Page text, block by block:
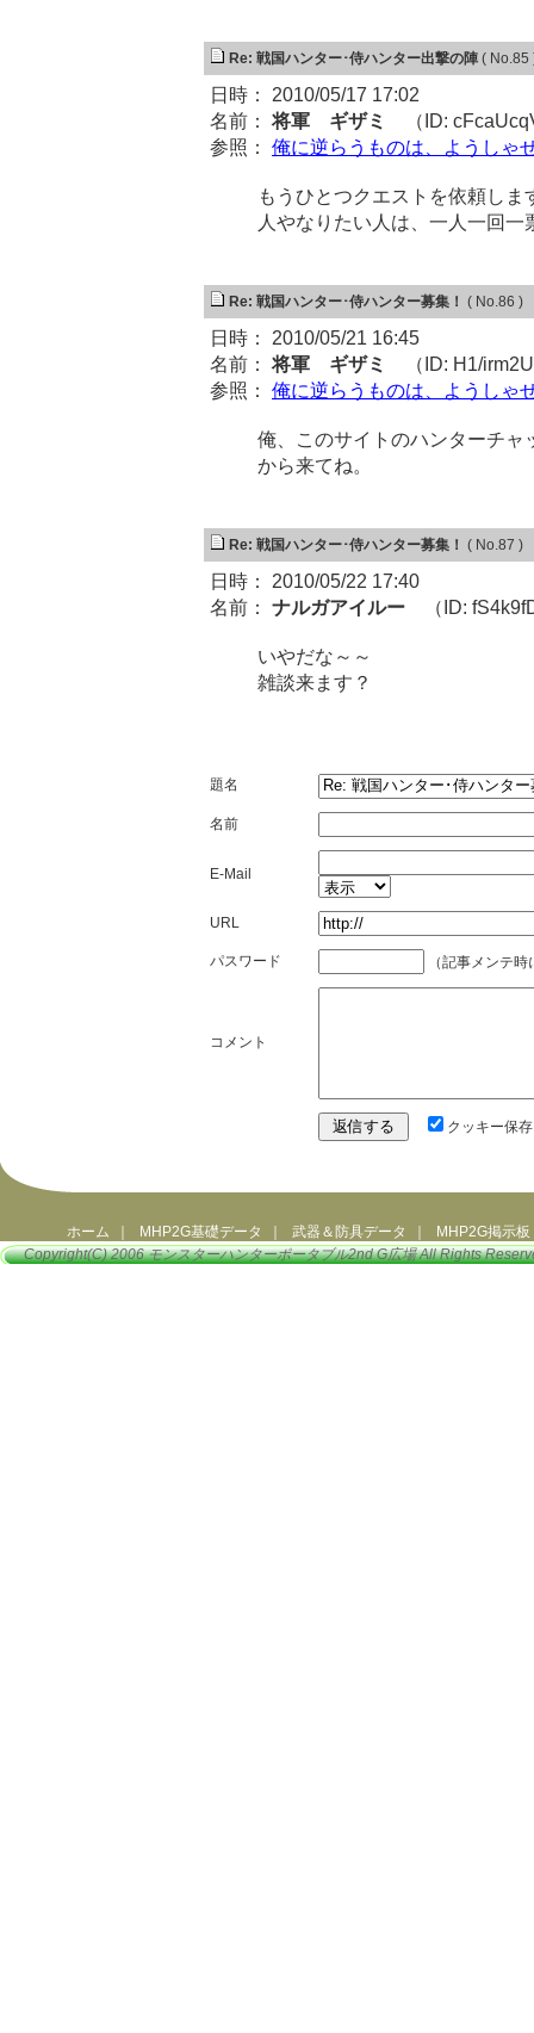
Re: 戦国ハンター･侍ハンター出撃の陣 ( No.85
日時： 2010/05/17 17:02
名前：将軍 ギザミ
（ID:
参照： 俺に逆らうものは、ようしゃ
もうひとつクエストを依頼し
人やなりたい人は、一人一回一
Re: 戦国ハンター･侍ハンター募集！ ( No.86 )
日時： 2010/05/21 16:45
名前：将軍 ギザミ
（ID: H1/
参照： 俺に逆らうものは、ようしゃ
俺、このサイトのハンターチ
から来てね。
Re: 戦国ハンター･侍ハンター募集！ ( No.87 )
日時： 2010/05/22 17:40
名前： ナルガアイルー （ID:
いやだな～～
雑談来ます？
題名
名前
E-Mail
URL
パスワード （記事メンテ時
コメント
クッキー保存
ホーム MHP2G基礎データ 武器＆防具データ
MHP2G掲示板
Copyright(C) 2006モンスターハンターポータブル2nd G広場All Rights